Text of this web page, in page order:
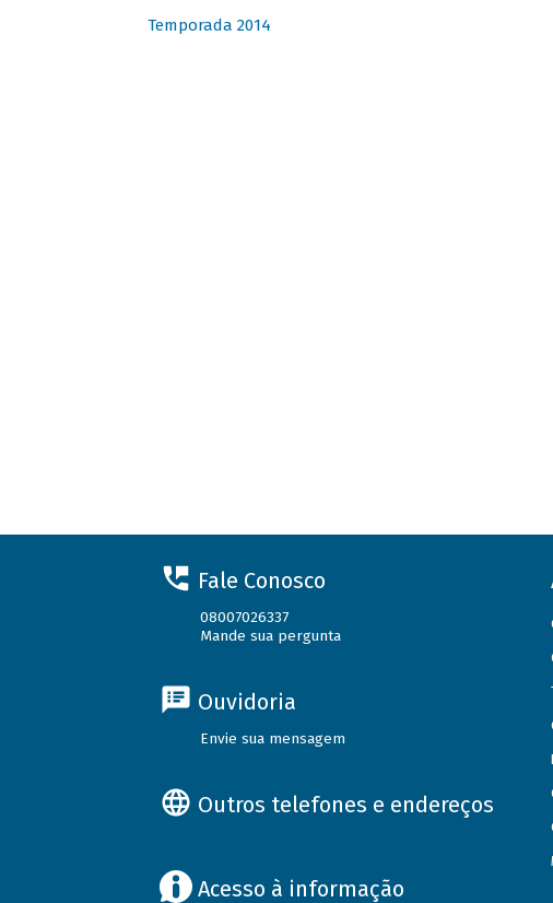
Temporada 2014
Fale Conosco
08007026337
Mande sua pergunta
Ouvidoria
Envie sua mensagem
Outros telefones e endereços
Acesso à informação